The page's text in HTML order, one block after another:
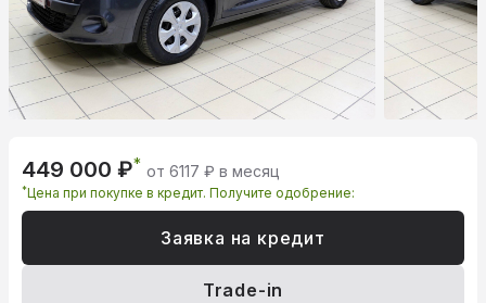
449 000 ₽* от 6117 ₽ в месяц
*Цена при покупке в кредит. Получите одобрение:
Заявка на кредит
Trade-in